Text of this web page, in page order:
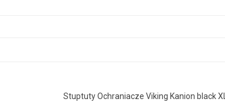
Stuptuty Ochraniacze Viking Kanion black XL